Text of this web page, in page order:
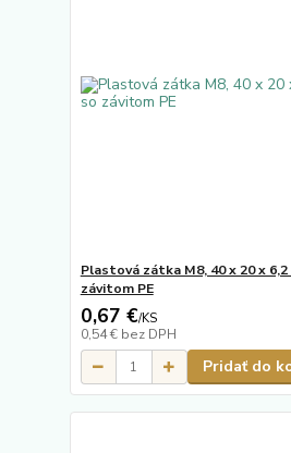
Plastová zátka M8, 40 x 20 x 6,2
závitom PE
0,67 €/KS
0,54 € bez DPH
Pridať do